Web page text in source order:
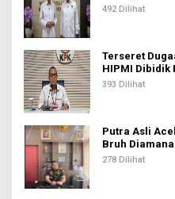
492 Dilihat
Terseret
HIPMI Dibidik
393 Dilihat
Putra Asli
Bruh
278 Dilihat